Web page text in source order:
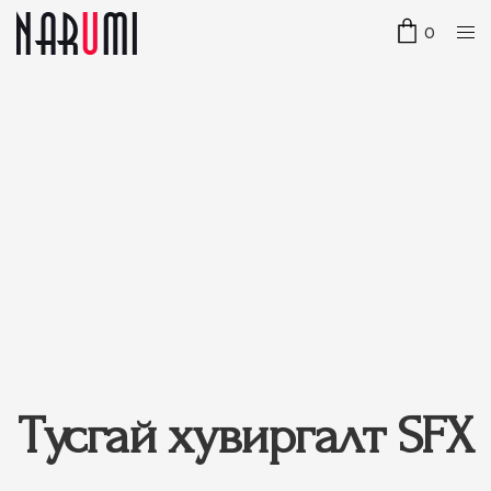
0
Тусгай хувиргалт SFX